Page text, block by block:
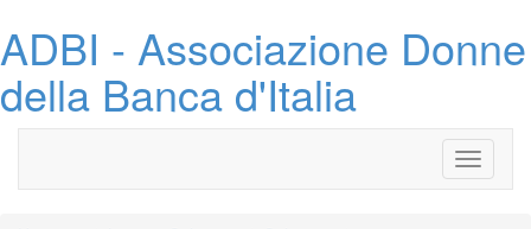
ADBI - Associazione Donne
della Banca d'Italia
Toggle